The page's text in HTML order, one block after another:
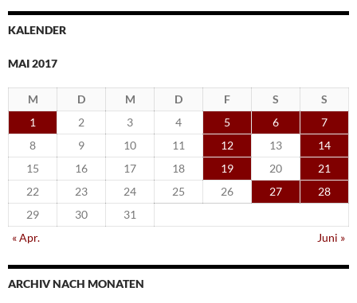
KALENDER
MAI 2017
M D M D F S
S
1
2 3 4 5 6
7
8
9 10 11 12 13
14
15
16 17 18 19 20
21
22
23 24 25 26 27
28
29
30
31
« Apr.
Juni »
ARCHIV NACH MONATEN